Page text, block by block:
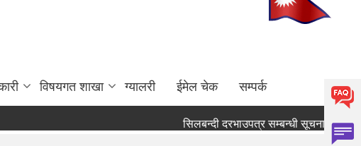
विषयगत शाखा ग्यालरी ईमेल चेक सम्पर्क
सिलबन्दी दरभाउपत्र सम्बन्धी सूचना ।